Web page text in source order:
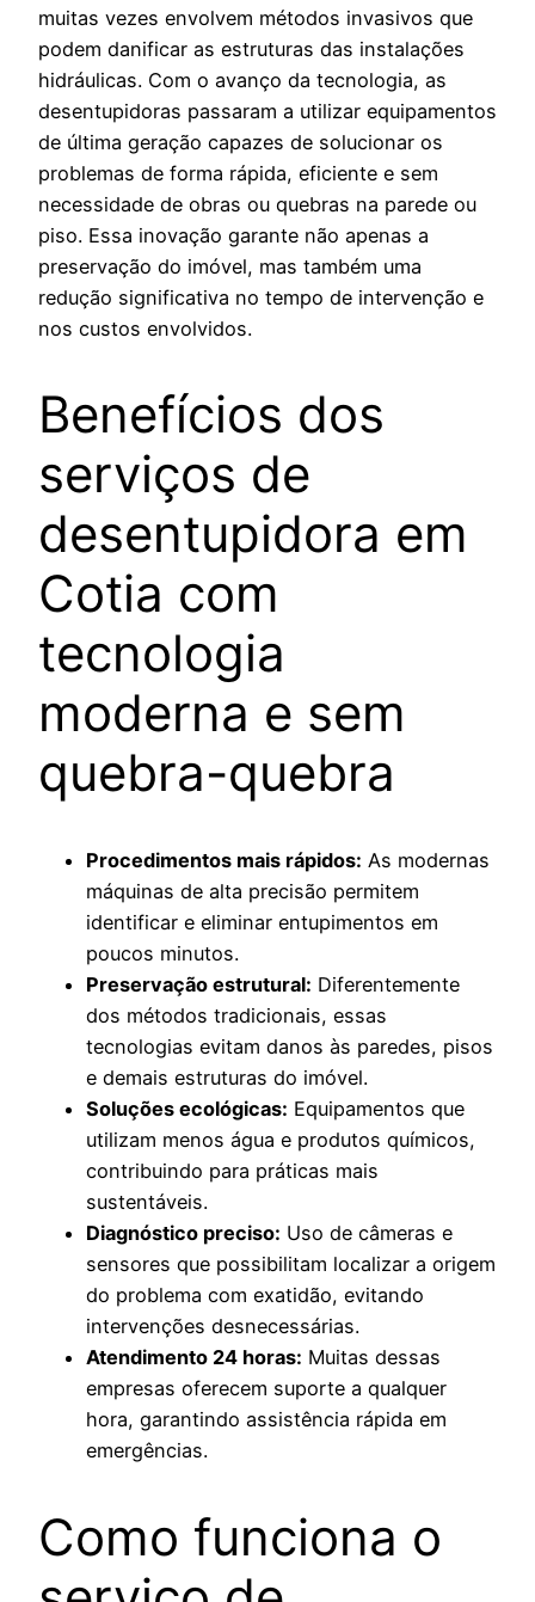
muitas vezes envolvem métodos invasivos que
podem danificar as estruturas das instalações
hidráulicas. Com o avanço da tecnologia, as
desentupidoras passaram a utilizar equipamentos
de última geração capazes de solucionar os
problemas de forma rápida, eficiente e sem
necessidade de obras ou quebras na parede ou
piso. Essa inovação garante não apenas a
preservação do imóvel, mas também uma
redução significativa no tempo de intervenção e
nos custos envolvidos.
Benefícios dos
serviços de
desentupidora em
Cotia com
tecnologia
moderna e sem
quebra-quebra
Procedimentos mais rápidos: As modernas
máquinas de alta precisão permitem
identificar e eliminar entupimentos em
poucos minutos.
Preservação estrutural: Diferentemente
dos métodos tradicionais, essas
tecnologias evitam danos às paredes, pisos
e demais estruturas do imóvel.
Soluções ecológicas: Equipamentos que
utilizam menos água e produtos químicos,
contribuindo para práticas mais
sustentáveis.
Diagnóstico preciso: Uso de câmeras e
sensores que possibilitam localizar a origem
do problema com exatidão, evitando
intervenções desnecessárias.
Atendimento 24 horas: Muitas dessas
empresas oferecem suporte a qualquer
hora, garantindo assistência rápida em
emergências.
Como funciona o